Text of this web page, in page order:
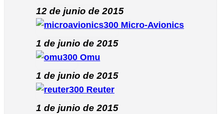
12 de junio de 2015
Micro-Avionics
1 de junio de 2015
Omu
1 de junio de 2015
Reuter
1 de junio de 2015